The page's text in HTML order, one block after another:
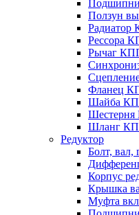
Ползун
Радиатор
Рессора
Рычаг
Фланец
Шайба
Шланг
Редуктор
Болт, вал,
Корпус
Крышка
Муфта